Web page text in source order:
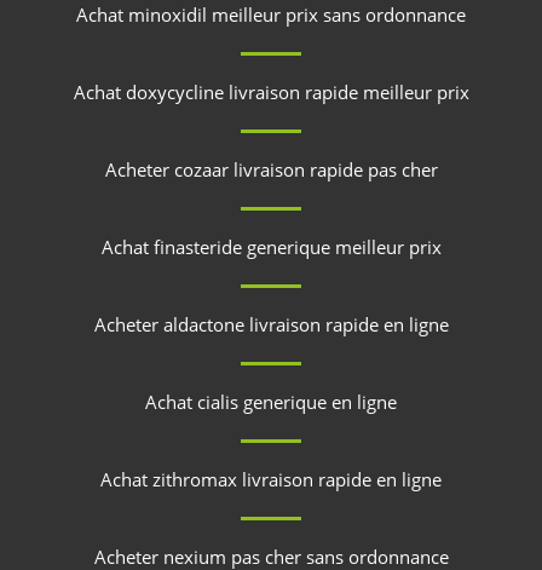
Achat minoxidil meilleur prix sans ordonnance
Achat doxycycline livraison rapide meilleur prix
Acheter cozaar livraison rapide pas cher
Achat finasteride generique meilleur prix
Acheter aldactone livraison rapide en ligne
Achat cialis generique en ligne
Achat zithromax livraison rapide en ligne
Acheter nexium pas cher sans ordonnance